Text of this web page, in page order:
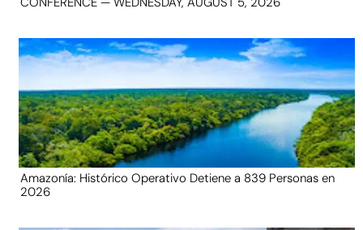
Amazonía: Histórico Operativo Detiene a 839 Personas en
2026